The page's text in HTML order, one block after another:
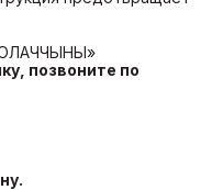
, позвоните по